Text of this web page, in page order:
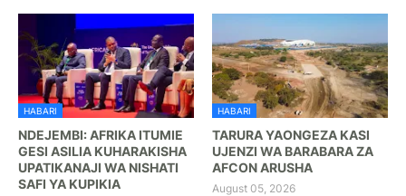
HABARI
NDEJEMBI: AFRIKA ITUMIE
GESI ASILIA KUHARAKISHA
UPATIKANAJI WA NISHATI
SAFI YA KUPIKIA
HABARI
TARURA YAONGEZA KASI
UJENZI WA BARABARA ZA
AFCON ARUSHA
August 05, 2026